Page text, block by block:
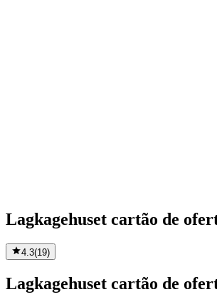
Lagkagehuset cartão de
4.3(19)
Lagkagehuset cartão de